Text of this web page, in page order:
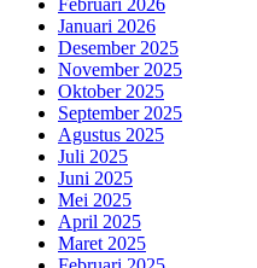
Januari 2026
Desember 2025
November 2025
Oktober 2025
September 2025
Agustus 2025
Juli 2025
Juni 2025
Mei 2025
April 2025
Maret 2025